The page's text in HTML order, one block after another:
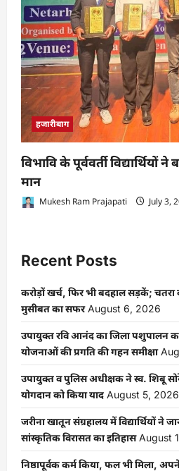
हजारीबाग
विभावि के पूर्ववर्ती विद्यार्थियों
मान
Mukesh Ram Prajapati July 3,
Recent Posts
करोड़ों खर्च, फिर भी बदहाल सड़कें; चतरा
मुसीबत का सफर August 6, 2026
उपायुक्त रवि आनंद का जिला पशुपालन
योजनाओं की प्रगति की गहन समीक्षा
उपायुक्त व पुलिस अधीक्षक ने स्व. शिबू
योगदान को किया याद August 5, 2026
जरीना खातून संग्रहालय में विद्यार्थियों ने
सांस्कृतिक विरासत का इतिहास August
निष्ठापूर्वक कर्म किया, फल भी मिला,